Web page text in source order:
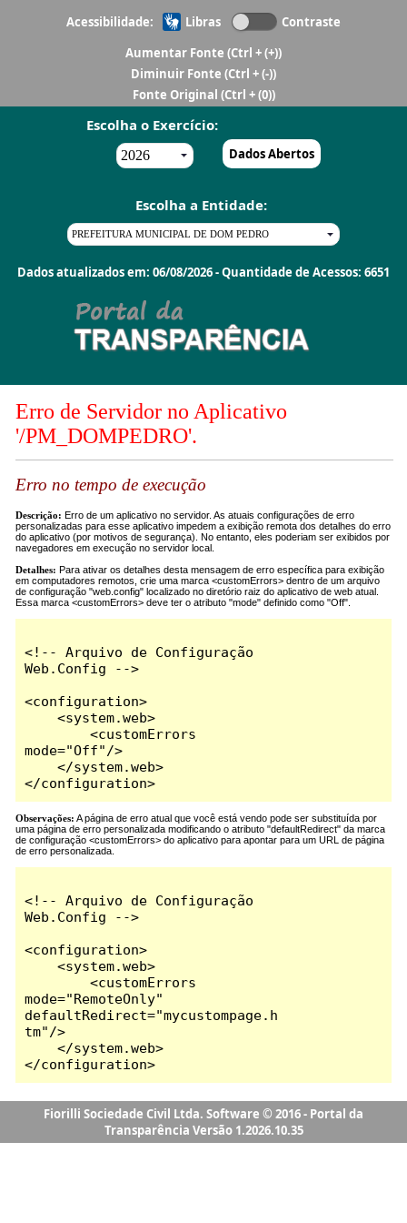
Acessibilidade: Libras
Contraste
Aumentar Fonte (Ctrl + (+))
Diminuir Fonte (Ctrl + (-))
Fonte Original (Ctrl + (0))
Escolha o Exercício:
Dados Abertos
Escolha a Entidade:
Dados atualizados em: 06/08/2026 - Quantidade de Acessos: 6651
Fiorilli Sociedade Civil Ltda. Software © 2016 - Portal da
Transparência Versão 1.2026.10.35